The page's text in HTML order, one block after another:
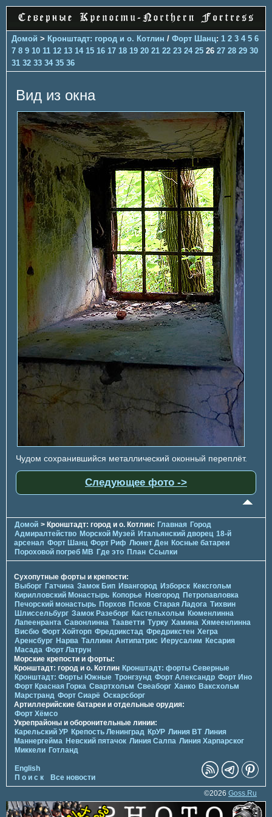
Домой > Кронштадт: город и о. Котлин / Форт Шанц: 1 2 3 4 5 6
7 8 9 10 11 12 13 14 15 16 17 18 19 20 21 22 23 24 25 26 27 28 29 30
31 32 33 34 35 36
Вид из окна
Чудом сохранившийся металлический оконный переплёт.
Следующее фото ->
Домой > Кронштадт: город и о. Котлин: Главная Город
Адмиралтейство Морской Музей Итальянский дворец 18-й
арсенал Форт Шанц Форт Риф Люнет Ден Косные батареи
Пороховой погреб МВ Где это План Ссылки
Сухопутные форты и крепости:
Выборг Гатчина Замок Бип Ивангород Изборск Кексгольм
Кирилловский Монастырь Копорье Новгород Петропавловка
Печорcкий монастырь Порхов Псков Старая Ладога Тихвин
Шлиссельбург Замок Разеборг Кастельхольм Кюменлинна
Лапеенранта Савонлинна Тааветти Турку Хамина Хямеенлинна
Висбю Форт Хойторп Фредрикстад Фредрикстен Хегра
Аренсбург Нарва Таллинн Антипатрис Иерусалим Кесария
Масада Форт Латрун
Морские крепости и форты:
Кронштадт: город и о. Котлин Кронштадт: форты Северные
Кронштадт: Форты Южные Тронгзунд Форт Александр Форт Ино
Форт Красная Горка Свартхольм Свеаборг Ханко Ваксхольм
Марстранд Форт Сиарё Оскарсборг
Артиллерийские батареи и отдельные орудия:
Форт Хёмсо
Укрепрайоны и оборонительные линии:
Карельский УР Крепость Ленинград КрУР Линия ВТ Линия
Маннергейма Невский пятачок Линия Салпа Линия Харпарског
Миккели Готланд
English
П о и с к
Все новости
©2026 Goss.Ru